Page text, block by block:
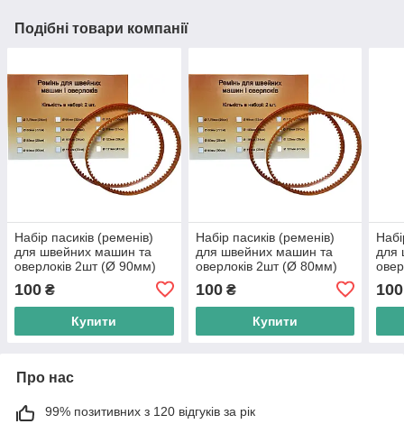
Подібні товари компанії
Набір пасиків (ременів)
для швейних машин та
оверлоків 2шт (Ø 90мм)
100 ₴
Купити
Набір пасиків (ременів)
для швейних машин та
оверлоків 2шт (Ø 80мм)
100₴
Купити
для
100
Про нас
99% позитивних з 120 відгуків за рік